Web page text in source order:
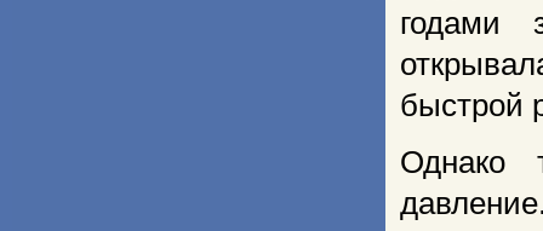
годами
быстрой
Однако